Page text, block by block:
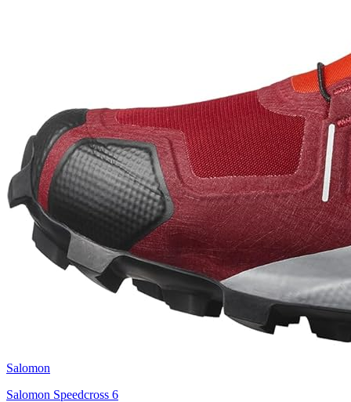
Salomon
Salomon Speedcross 6